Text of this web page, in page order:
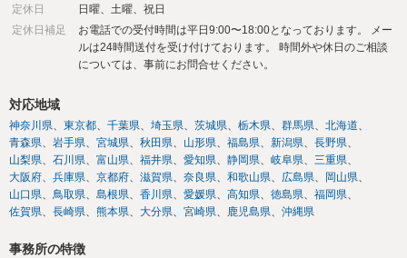
定休日
日曜、土曜、祝日
定休日補足
お電話での受付時間は平日9:00〜18:00となっております。 メー
ルは24時間送付を受け付けております。 時間外や休日のご相談
については、事前にお問合せください。
対応地域
神奈川県 東京都 千葉県 埼玉県 茨城県 栃木県 群馬県
北海道
青森県
岩手県 宮城県 秋田県 山形県 福島県 新潟県
長野県
山梨県
石川県 富山県 福井県 愛知県 静岡県 岐阜県
三重県
大阪府
兵庫県 京都府 滋賀県 奈良県 和歌山県 広島県
岡山県
山口県
鳥取県 島根県 香川県 愛媛県 高知県 徳島県
福岡県
佐賀県
長崎県 熊本県 大分県 宮崎県 鹿児島県 沖縄県
事務所の特徴